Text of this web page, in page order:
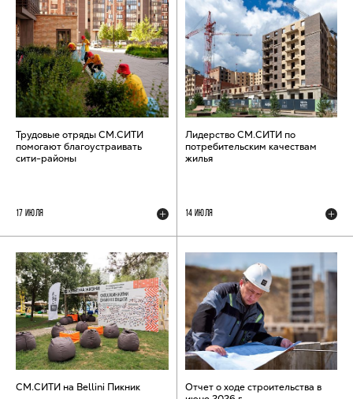
Трудовые отряды СМ.СИТИ
помогают благоустраивать
сити-районы
17 ИЮЛЯ
Лидерство СМ.СИТИ по
потребительским качествам
жилья
14 ИЮЛЯ
СМ.СИТИ на Bellini Пикник
Отчет о ходе строительства в